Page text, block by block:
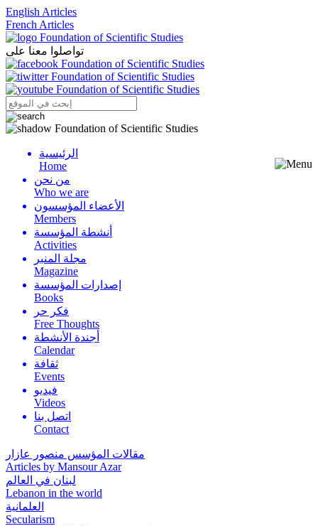
English Articles
French Articles
تواصلوا معنا على
Menu
الرئيسية
Home
من نحن
Who we are
الأعضاء المؤسسون
Members
أنشطة المؤسسة
Activities
مجلة المنبر
Magazine
إصدارات المؤسسة
Books
فكر حر
Free Thoughts
أجندة الأنشطة
Calendar
ثقافة
Events
فيديو
Videos
اتصل بنا
Contact
مقالات المؤسس منصور عازار
Articles by Mansour Azar
لبنان في العالم
Lebanon in the world
العلمانية
Secularism